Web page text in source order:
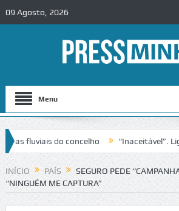
09 Agosto, 2026
Menu
do concelho “Inaceitável”. Liga
no IC2 em Alcobaça Igreja do
INÍCIO PAÍS
SEGURO PEDE
“NINGUÉM ME CAPTURA”